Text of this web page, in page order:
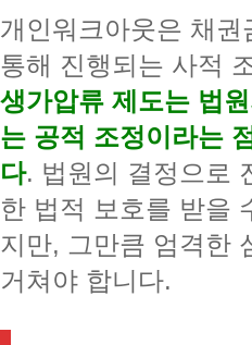
개인워크아웃은 채
통해 진행되는 사적
생가압류 제도는 법
는 공적 조정이라는
다. 법원의 결정으로
한 법적 보호를 받을
지만, 그만큼 엄격한
거쳐야 합니다.